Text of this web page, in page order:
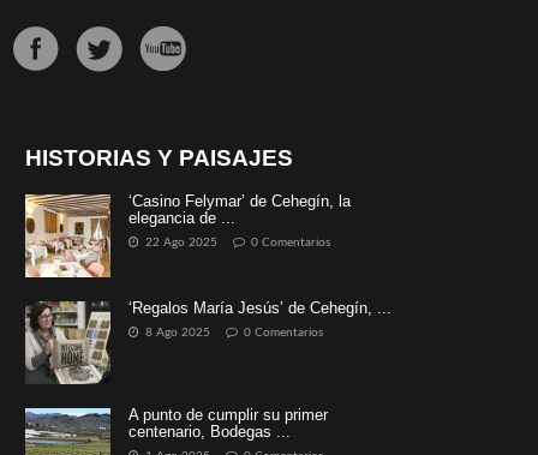
HISTORIAS Y PAISAJES
‘Casino Felymar’ de Cehegín, la
elegancia de ...
22 Ago 2025 0 Comentarios
‘Regalos María Jesús’ de Cehegín, ...
8 Ago 2025 0 Comentarios
A punto de cumplir su primer
centenario, Bodegas ...